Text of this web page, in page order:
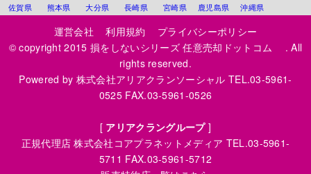
佐賀県
熊本県 大分県 長崎県 宮崎県 鹿児島県 沖縄県
運営会社 利用規約
プライバシーポリシー
© copyright 2015損をしないシリーズ 任意売却ドットコム
. All
rights reserved.
Powered by 株式会社アリアクランソーシャル TEL.03-5961-
0525 FAX.03-5961-0526
[ アリアクラングループ]
正規代理店株式会社コアプラネットメディア TEL.03-5961-
5711 FAX.03-5961-5712